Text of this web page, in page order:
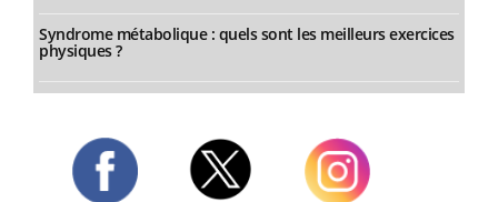
Syndrome métabolique : quels sont les meilleurs exercices
physiques ?